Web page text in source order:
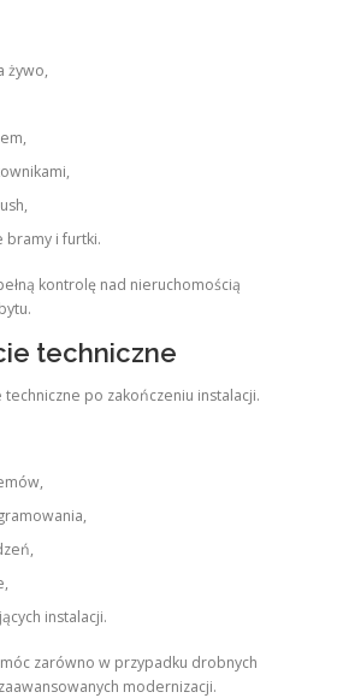
żywo,
bramy i furtki.
kontrolę nad nieruchomością
techniczne
po zakończeniu instalacji.
instalacji.
zarówno w przypadku drobnych
modernizacji.